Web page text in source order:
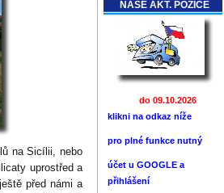
NAŠE AKT. POZICE
do 09.10.2026
klikni na odkaz níže
pro plné funkce nutný
účet u GOOGLE a
přihlášení
na Sicílii, nebo
uprostřed a
před námi a